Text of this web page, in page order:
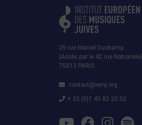
29 rue Marcel Duchamp
(Accès par le 42 rue Nationale)
75013 PARIS
contact@iemj.org
+ 33 (0)1 45 82 20 52